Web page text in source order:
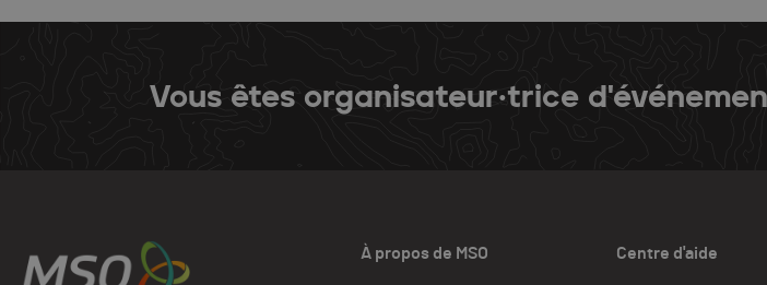
Vous êtes organisateur·trice
À propos de MSO Centre d'aide